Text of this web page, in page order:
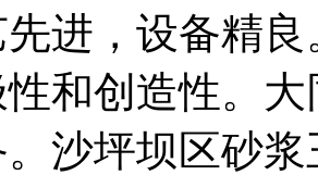
进，设备精
和创造性。
沙坪坝区砂